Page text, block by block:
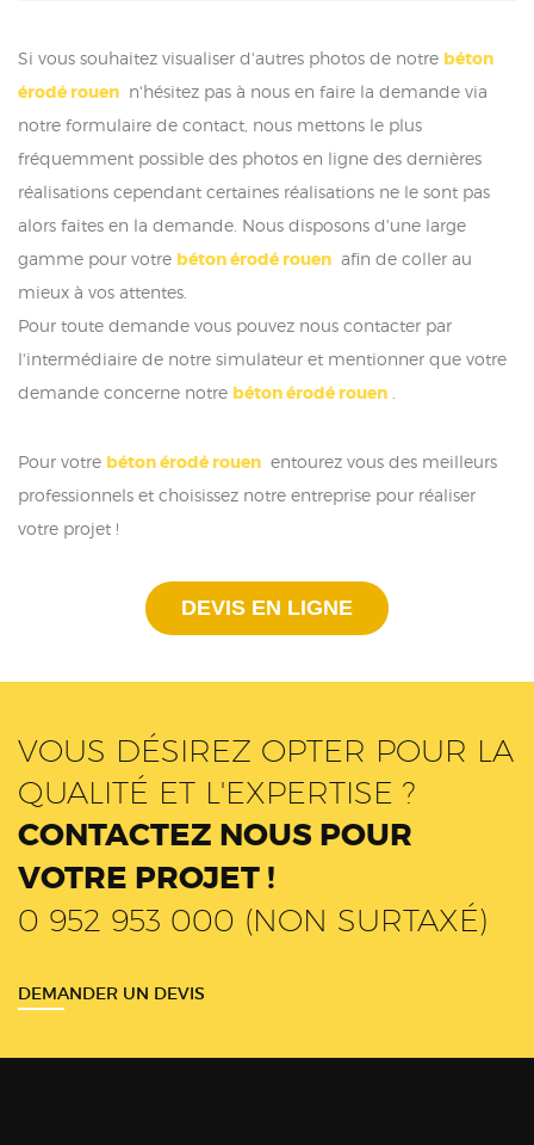
Si vous souhaitez visualiser d'autres photos de notre béton
érodé rouen n'hésitez pas à nous en faire la demande via
notre formulaire de contact, nous mettons le plus
fréquemment possible des photos en ligne des dernières
réalisations cependant certaines réalisations ne le sont pas
alors faites en la demande. Nous disposons d'une large
gamme pour votre béton érodé rouen afin de coller au
mieux à vos attentes.
Pour toute demande vous pouvez nous contacter par
l'intermédiaire de notre simulateur et mentionner que votre
demande concerne notre béton érodé rouen
Pour votre béton érodé rouen entourez vous des meilleurs
professionnels et choisissez notre entreprise pour réaliser
votre projet !
DEVIS EN LIGNE
VOUS DÉSIREZ OPTER POUR LA
QUALITÉ ET L'EXPERTISE ?
CONTACTEZ NOUS POUR
VOTRE PROJET !
0 952 953 000 (NON SURTAXÉ)
DEMANDER UN DEVIS